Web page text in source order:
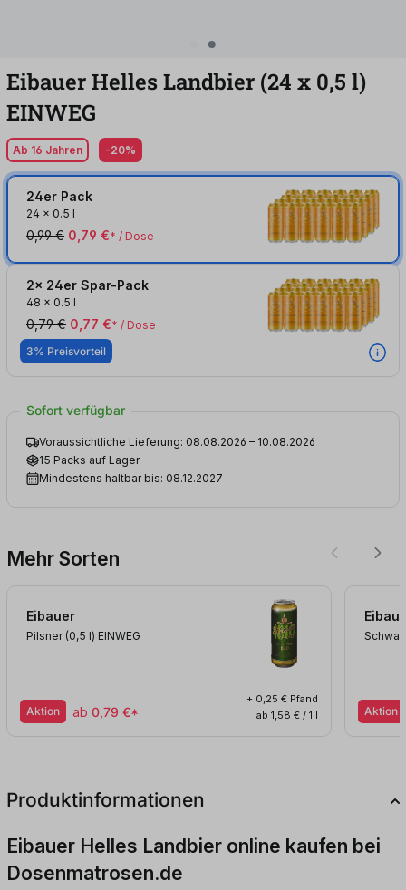
Eibauer Helles Landbier (24 x 0,5 l)
EINWEG
Ab 16 Jahren -20%
24er Pack
24 x 0.5 l
0,99 € 0,79 €* / Dose
2x 24er Spar-Pack
48 x 0.5 l
0,79 € 0,77 €* / Dose
3% Preisvorteil
Sofort verfügbar
Voraussichtliche Lieferung: 08.08.2026 – 10.08.2026
15 Packs auf Lager
Mindestens haltbar bis: 08.12.2027
Mehr Sorten
Eibauer
Pilsner (0,5 l) EINWEG
Aktion ab 0,79 €*
+ 0,25 € Pfand
ab 1,58 € / 1 l
Aktion
Produktinformationen
Eibauer Helles Landbier online kaufen bei
Dosenmatrosen.de